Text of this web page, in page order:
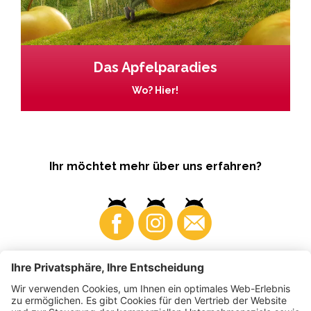
Das Apfelparadies
Wo? Hier!
Ihr möchtet mehr über uns erfahren?
Business Produzenten